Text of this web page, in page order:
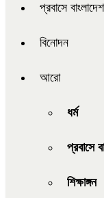
প্রবাসে বাংলাদেশ
বিনোদন
আরো
ধর্ম
প্রবাসে
শিক্ষাঙ্গন